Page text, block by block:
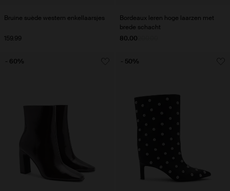
Bruine suède western enkellaarsjes
159.99
Bordeaux leren hoge laarzen met
brede schacht
80.00
- 60% - 50%